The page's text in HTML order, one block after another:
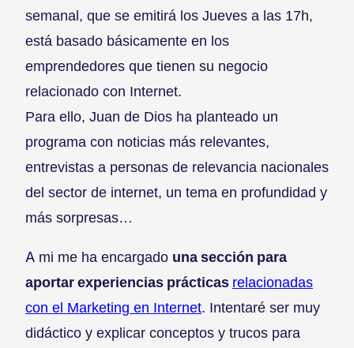
semanal, que se emitirá los Jueves a las 17h,
está basado básicamente en los
emprendedores que tienen su negocio
relacionado con Internet.
Para ello, Juan de Dios ha planteado un
programa con noticias más relevantes,
entrevistas a personas de relevancia nacionales
del sector de internet, un tema en profundidad y
más sorpresas…
A mi me ha encargado una sección para
aportar experiencias prácticas relacionadas
con el Marketing en Internet. Intentaré ser muy
didáctico y explicar conceptos y trucos para